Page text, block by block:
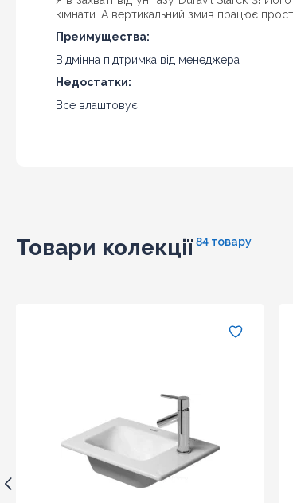
кімнати. А вертикальний змив працює
Преимущества:
Відмінна підтримка від менеджера
Недостатки:
Все влаштовує
Товари колекції 84 товару